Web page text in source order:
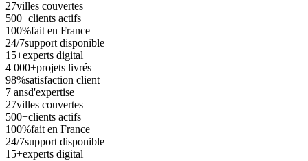
27villes couvertes
500+clients actifs
100%fait en France
24/7support disponible
15+experts digital
4 000+projets livrés
98%satisfaction client
7 ansd'expertise
27villes couvertes
500+clients actifs
100%fait en France
24/7support disponible
15+experts digital